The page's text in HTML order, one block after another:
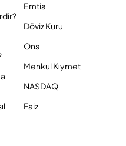
Emtia
Döviz Kuru
Ons
Menkul Kıymet
NASDAQ
Faiz